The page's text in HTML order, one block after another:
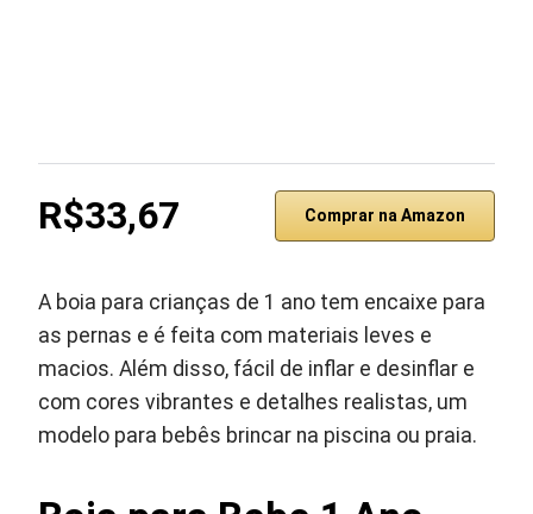
R$33,67 Comprar na Amazon
A boia para crianças de 1 ano tem encaixe para
as pernas e é feita com materiais leves e
macios. Além disso, fácil de inflar e desinflar e
com cores vibrantes e detalhes realistas, um
modelo para bebês brincar na piscina ou praia.